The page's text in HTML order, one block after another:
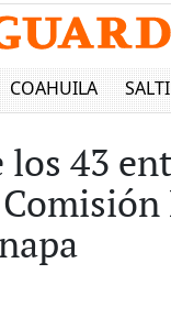
COAHUILA
los 43